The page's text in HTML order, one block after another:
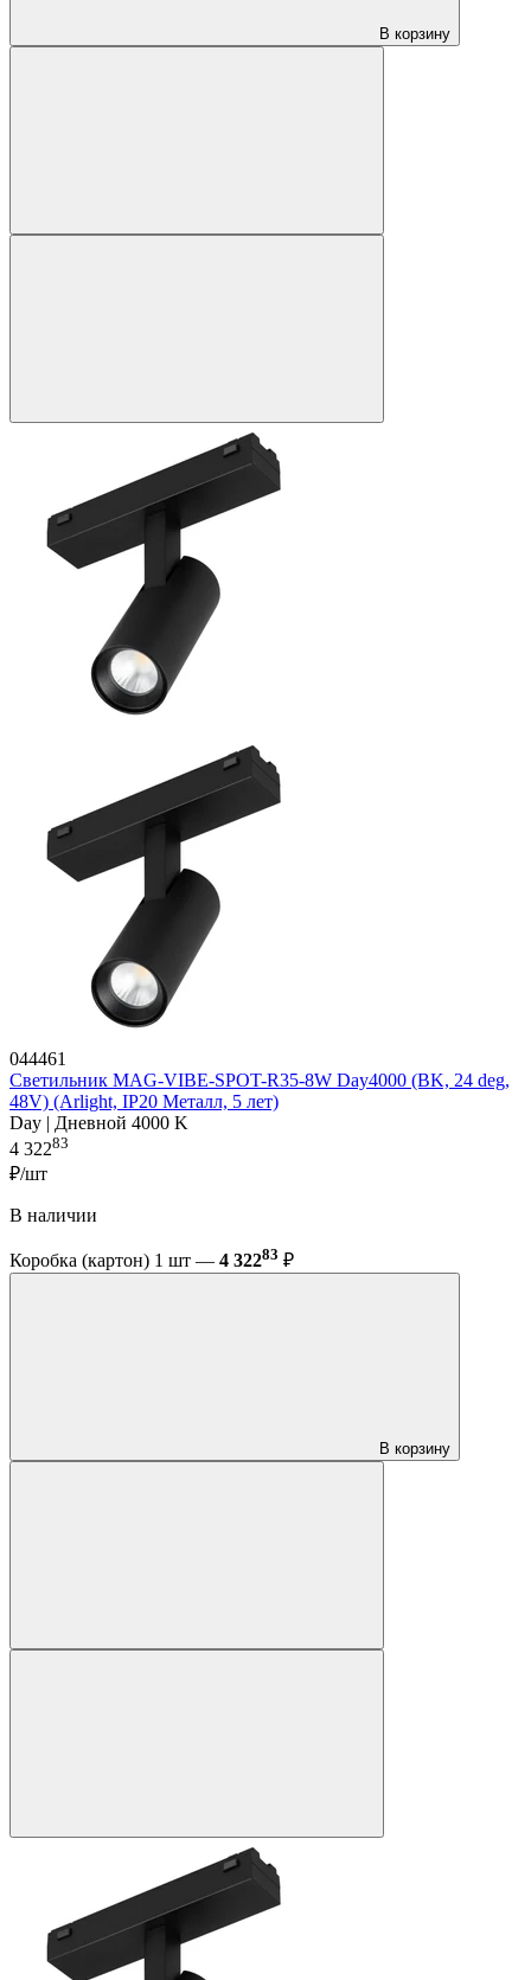
В корзину
044461
Светильник MAG-VIBE-SPOT-R35-8W Day4000 (BK, 24 deg,
48V) (Arlight, IP20 Металл, 5 лет)
Day | Дневной 4000 K
4 32283
₽/шт
В наличии
Коробка (картон) 1 шт — 4 32283 ₽
В корзину